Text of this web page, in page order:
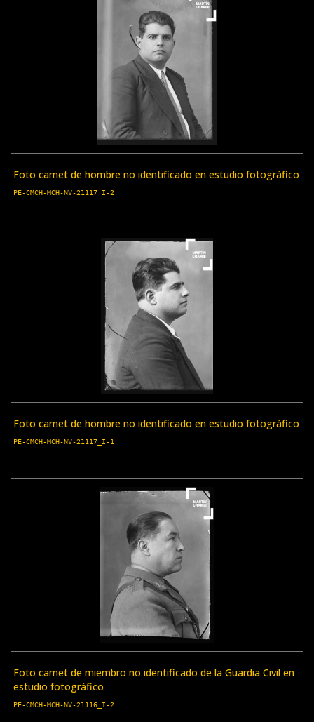
Foto carnet de hombre no identificado en estudio fotográfico
PE-CMCH-MCH-NV-21117_I-2
Foto carnet de hombre no identificado en estudio fotográfico
PE-CMCH-MCH-NV-21117_I-1
Foto carnet de miembro no identificado de la Guardia Civil en
estudio fotográfico
PE-CMCH-MCH-NV-21116_I-2